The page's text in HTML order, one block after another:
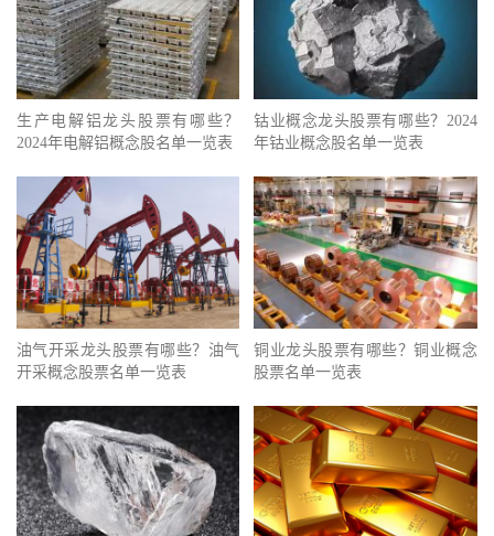
生产电解铝龙头股票有哪些？
2024年电解铝概念股名单一览表
钴业概念龙头股票有哪些？2024
年钴业概念股名单一览表
油气开采龙头股票有哪些？油气
开采概念股票名单一览表
铜业龙头股票有哪些？铜业概念
股票名单一览表